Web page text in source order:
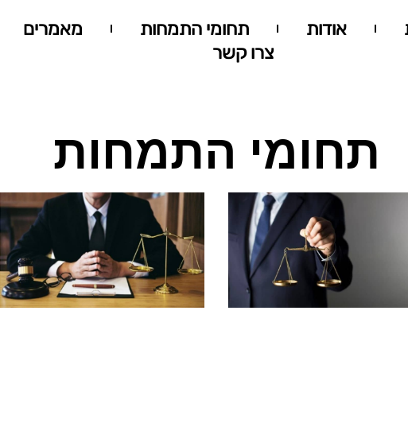
אודות תחומי התמחות
מאמרים
צרו קשר
תחומי התמחות